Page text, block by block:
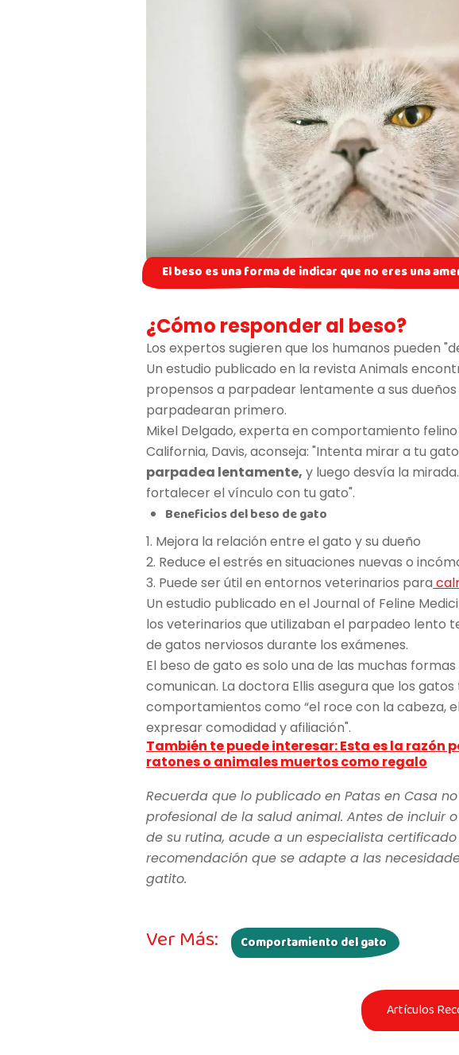
El beso es una forma de indicar que no eres una
¿Cómo responder al beso?
Los expertos sugieren que los humanos pueden
Un estudio publicado en la revista Animals
propensos a parpadear lentamente a sus dueños
parpadearan primero.
Mikel Delgado, experta en comportamiento felino
California, Davis, aconseja: "Intenta mirar a tu
parpadea lentamente, y luego desvía la
fortalecer el vínculo con tu gato".
Beneficios del beso de gato
1. Mejora la relación entre el gato y su dueño
2. Reduce el estrés en situaciones nuevas o
3. Puede ser útil en entornos veterinarios para
Un estudio publicado en el Journal of Feline
los veterinarios que utilizaban el parpadeo lento
de gatos nerviosos durante los exámenes.
El beso de gato es solo una de las muchas
comunican. La doctora Ellis asegura que los
comportamientos como “el roce con la cabeza,
expresar comodidad y afiliación".
También te puede interesar: Esta es la razón
ratones o animales muertos como regalo
Recuerda que lo publicado en Patas en Casa
profesional de la salud animal. Antes de incluir
de su rutina, acude a un especialista
recomendación que se adapte a las
gatito.
Ver Más: Comportamiento del gato
Artículos